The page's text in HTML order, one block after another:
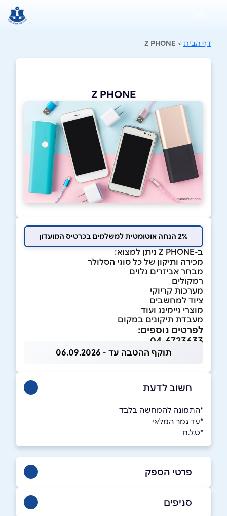
דף הבית >
Z PHONE
Z PHONE
2% הנחה אוטומטית למשלמים בכרטיס המועדון
ב-Z PHONE ניתן למצוא:
מכירה ותיקון של כל סוגי הסלולר
מבחר אביזרים נלוים
רמקולים
מערכות קריוקי
ציוד למחשבים
מוצרי גיימינג ועוד
מעבדת תיקונים במקום
לפרטים נוספים:
04-6723633
תוקף ההטבה עד - 06.09.2026
חשוב לדעת
*התמונה להמחשה בלבד
*עד גמר המלאי
*ט.ל.ח
פרטי הספק
סניפים